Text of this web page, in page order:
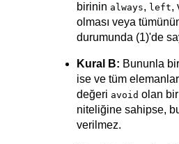
birinin always, left,
olması veya
durumunda (1)'de
Kural B: Bununla
ise ve tüm
değeri avoid olan bir
niteliğine sahipse,
verilmez.